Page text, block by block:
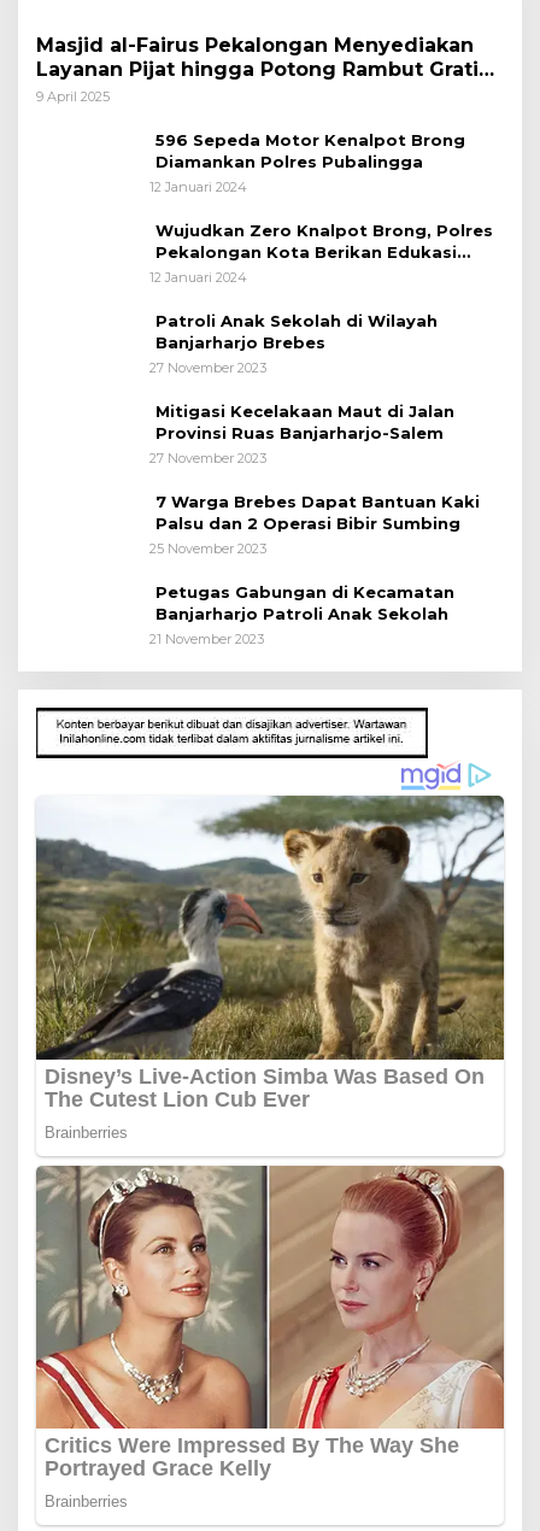
Masjid al-Fairus Pekalongan Menyediakan
Layanan Pijat hingga Potong Rambut Gratis
bagi Pemudik Lebaran 2025
9 April 2025
596 Sepeda Motor Kenalpot Brong
Diamankan Polres Pubalingga
12 Januari 2024
Wujudkan Zero Knalpot Brong, Polres
Pekalongan Kota Berikan Edukasi
Kepada Pelajar
12 Januari 2024
Patroli Anak Sekolah di Wilayah
Banjarharjo Brebes
27 November 2023
Mitigasi Kecelakaan Maut di Jalan
Provinsi Ruas Banjarharjo-Salem
27 November 2023
7 Warga Brebes Dapat Bantuan Kaki
Palsu dan 2 Operasi Bibir Sumbing
25 November 2023
Petugas Gabungan di Kecamatan
Banjarharjo Patroli Anak Sekolah
21 November 2023